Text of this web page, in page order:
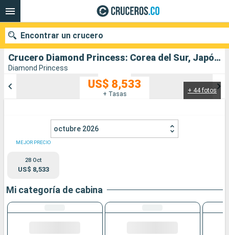
Crucero Diamond Princess: Corea del Sur, Japón salida desde Yokohama
Diamond Princess
+ 44 fotos
US$ 8,533
+ Tasas
octubre 2026
MEJOR PRECIO
28 Oct
US$ 8,533
Mi categoría de cabina
Encontrar un crucero
Puertos Compañías